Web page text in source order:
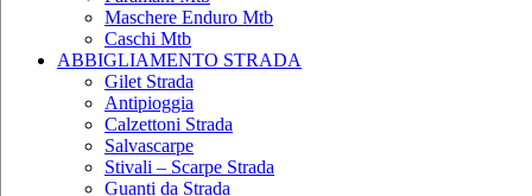
Maschere Enduro Mtb
Caschi Mtb
ABBIGLIAMENTO STRADA
Gilet Strada
Antipioggia
Calzettoni Strada
Salvascarpe
Stivali – Scarpe Strada
Guanti da Strada